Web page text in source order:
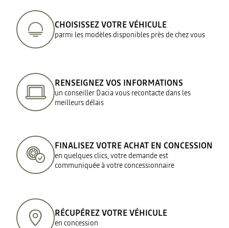
CHOISISSEZ VOTRE VÉHICULE
parmi les modèles disponibles près de chez vous
RENSEIGNEZ VOS INFORMATIONS
un conseiller Dacia vous recontacte dans les
meilleurs délais
FINALISEZ VOTRE ACHAT EN CONCESSION
en quelques clics, votre demande est
communiquée à votre concessionnaire
RÉCUPÉREZ VOTRE VÉHICULE
en concession